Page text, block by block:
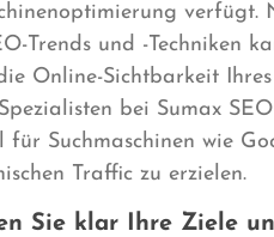
Trends und -Techniken
Online-Sichtbarkeit
bei Sumax
für Suchmaschinen wie
Traffic zu erzielen.
Sie klar Ihre Ziele